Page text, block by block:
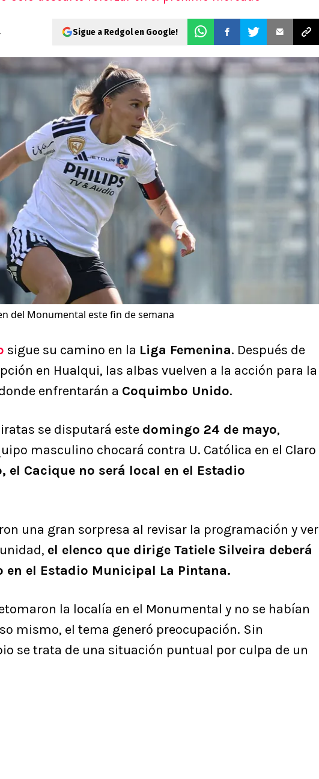
Sigue a Redgol en Google!
del Monumental este fin de semana
sigue su camino en la Liga Femenina. Después de
en Hualqui, las albas vuelven a la acción para la
enfrentarán a Coquimbo Unido.
se disputará este domingo 24 de mayo,
masculino chocará contra U. Católica en el Claro
el Cacique no será local en el Estadio
una gran sorpresa al revisar la programación y ver
el elenco que dirige Tatiele Silveira deberá
en el Estadio Municipal La Pintana.
la localía en el Monumental y no se habían
mismo, el tema generó preocupación. Sin
se trata de una situación puntual por culpa de un